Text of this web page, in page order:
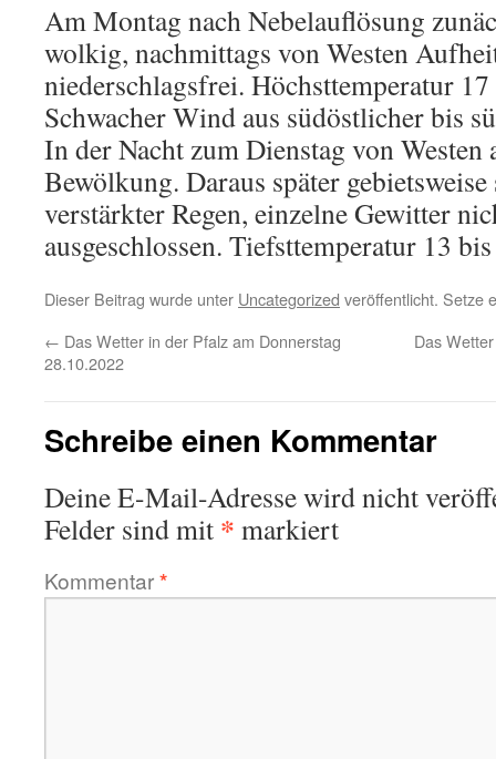
Am Montag nach Nebelauflösung
wolkig, nachmittags von Westen
niederschlagsfrei. Höchsttemperatur
Schwacher Wind aus südöstlicher bis
In der Nacht zum Dienstag von Westen
Bewölkung. Daraus später
verstärkter Regen, einzelne Gewitter
ausgeschlossen. Tiefsttemperatur 13
Dieser Beitrag wurde unter Uncategorized veröffentlicht. Setze
← Das Wetter in der Pfalz am Donnerstag
28.10.2022
Das
Schreibe einen Kommentar
Deine E-Mail-Adresse wird nicht
Felder sind mit * markiert
Kommentar*